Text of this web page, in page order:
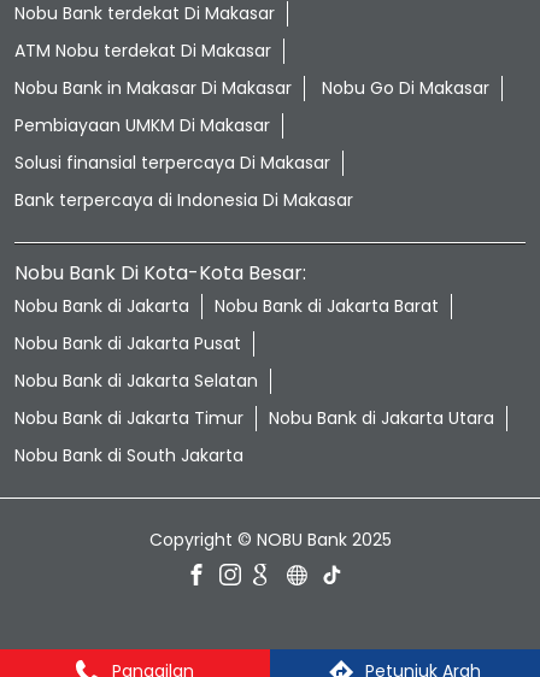
Panggilan Petunjuk Arah
Nobu Bank terdekat Di Makasar
ATM Nobu terdekat Di Makasar
Nobu Bank in Makasar Di Makasar
Nobu Go Di Makasar
Pembiayaan UMKM Di Makasar
Solusi finansial terpercaya Di Makasar
Bank terpercaya di Indonesia Di Makasar
Nobu Bank Di Kota-Kota Besar:
Nobu Bank di Jakarta
Nobu Bank di Jakarta Barat
Nobu Bank di Jakarta Pusat
Nobu Bank di Jakarta Selatan
Nobu Bank di Jakarta Timur
Nobu Bank di Jakarta Utara
Nobu Bank di South Jakarta
Copyright © NOBU Bank 2025